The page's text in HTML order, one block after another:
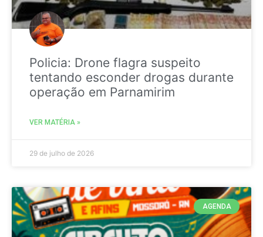
Policia: Drone flagra suspeito
tentando esconder drogas durante
operação em Parnamirim
VER MATÉRIA »
29 de julho de 2026
AGENDA